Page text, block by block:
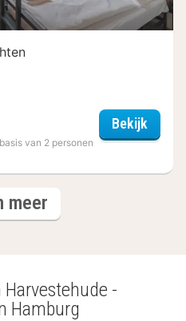
van 2 personen
Bekijk
meerhotels
-
Hamburg